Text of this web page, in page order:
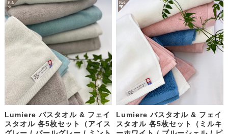
Lumiere バスタオル & フェイ
スタオル 各5枚セット（アイス
Lumiere バスタオル & フェイ
スタオル 各5枚セット（ミルキ